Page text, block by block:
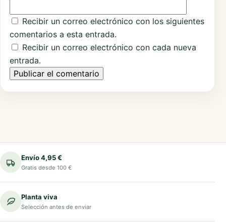
Recibir un correo electrónico con los siguientes
comentarios a esta entrada.
Recibir un correo electrónico con cada nueva
entrada.
Envío 4,95 €
Gratis desde 100 €
Planta viva
Selección antes de enviar